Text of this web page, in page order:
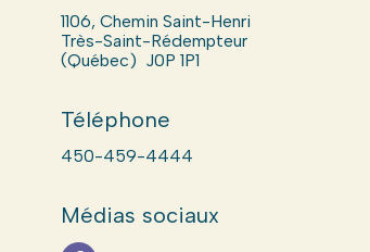
1106, Chemin Saint-Henri
Très-Saint-Rédempteur
(Québec) J0P 1P1
Téléphone
450-459-4444
Médias sociaux